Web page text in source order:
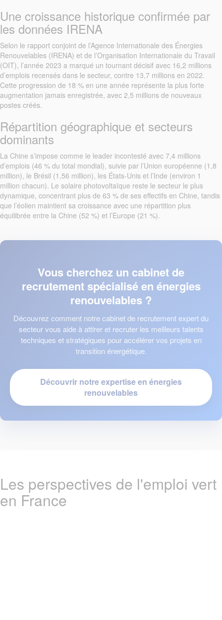
Une croissance historique confirmée par
les données IRENA
Selon le rapport conjoint de l’Agence Internationale des Énergies
Renouvelables (IRENA) et de l’Organisation Internationale du Travail
(OIT), l’année 2023 a marqué un tournant décisif avec 16,2 millions
d’emplois recensés dans le secteur, contre 13,7 millions en 2022.
Cette progression de 18 % en une année représente la plus forte
augmentation jamais enregistrée, avec 2,5 millions de nouveaux
postes créés.
Répartition géographique et secteurs
dominants
La Chine s’impose comme le leader incontesté avec 7,4 millions
d’emplois (46 % du total mondial), suivie par l’Union européenne (1,8
million), le Brésil (1,56 million), les États-Unis et l’Inde (environ 1
million chacun). Le solaire photovoltaïque reste le secteur le plus
dynamique, concentrant plus de 63 % de ses effectifs en Chine, tandis
que l’éolien maintient sa croissance avec une répartition plus
équilibrée entre la Chine (52 %) et l’Europe (21 %).
Vous cherchez un cabinet de
recrutement spécialisé en énergies
renouvelables ?
Découvrez comment notre cabinet de recrutement expert du
secteur vous aide à attirer et recruter les meilleurs talents
techniques et stratégiques pour accélérer vos projets en
transition énergétique.
Découvrir notre expertise en énergies
renouvelables
Les perspectives de l'emploi vert
en France